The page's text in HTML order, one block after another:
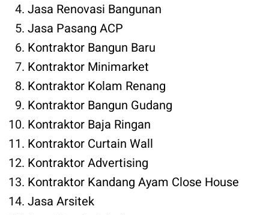
Jasa Renovasi Bangunan
Jasa Pasang ACP
Kontraktor Bangun Baru
Kontraktor Minimarket
Kontraktor Kolam Renang
Kontraktor Bangun Gudang
Kontraktor Baja Ringan
Kontraktor Curtain Wall
Kontraktor Advertising
Kontraktor Kandang Ayam Close House
Jasa Arsitek